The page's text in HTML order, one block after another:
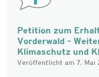
Petition zum
Vorderwald –
Klimaschutz und
Veröffentlicht am 7. Mai